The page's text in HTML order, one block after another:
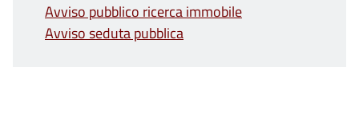
Avviso pubblico ricerca immobile
Avviso seduta pubblica